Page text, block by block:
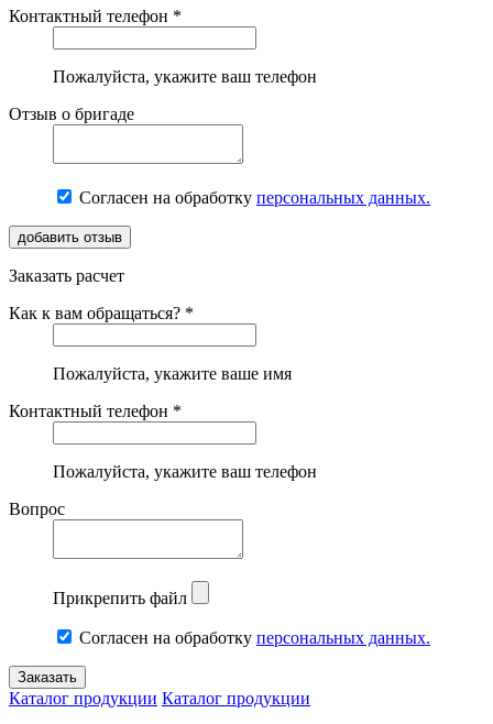
Контактный телефон *
Пожалуйста, укажите ваш телефон
Отзыв о бригаде
Согласен на обработку персональных данных.
Заказать расчет
Как к вам обращаться? *
Пожалуйста, укажите ваше имя
Контактный телефон *
Пожалуйста, укажите ваш телефон
Вопрос
Прикрепить файл
Согласен на обработку персональных данных.
Каталог продукции Каталог продукции